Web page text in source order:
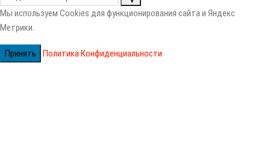
Мы используем Cookies для функционирования сайта и Яндекс
Метрики.
Принять Политика Конфиденциальности